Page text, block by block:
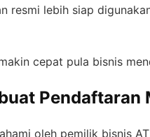
resmi lebih siap
cepat pula bisnis
Pendaftaran
oleh pemilik bisnis